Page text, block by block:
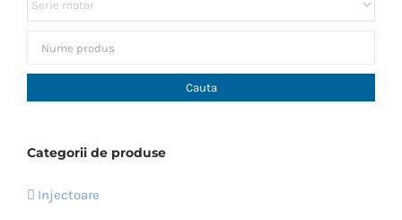
Categorii de produse
Injectoare